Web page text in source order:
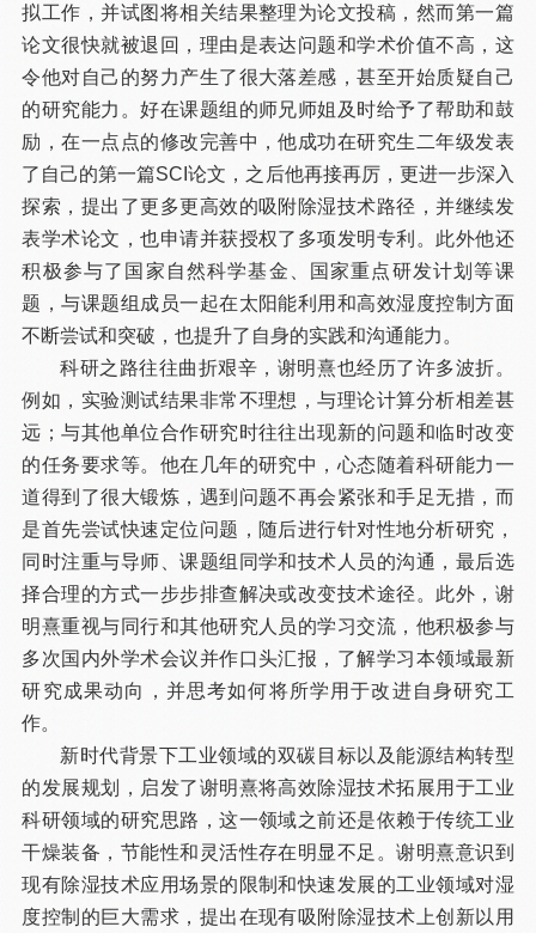
拟工作，并试图将相关结果整理为论文投稿，然而第一篇
论文很快就被退回，理由是表达问题和学术价值不高，这
令他对自己的努力产生了很大落差感，甚至开始质疑自己
的研究能力。好在课题组的师兄师姐及时给予了帮助和鼓
励，在一点点的修改完善中，他成功在研究生二年级发表
了自己的第一篇SCI论文，之后他再接再厉，更进一步深入
探索，提出了更多更高效的吸附除湿技术路径，并继续发
表学术论文，也申请并获授权了多项发明专利。此外他还
积极参与了国家自然科学基金、国家重点研发计划等课
题，与课题组成员一起在太阳能利用和高效湿度控制方面
不断尝试和突破，也提升了自身的实践和沟通能力。
科研之路往往曲折艰辛，谢明熹也经历了许多波折。
例如，实验测试结果非常不理想，与理论计算分析相差甚
远；与其他单位合作研究时往往出现新的问题和临时改变
的任务要求等。他在几年的研究中，心态随着科研能力一
道得到了很大锻炼，遇到问题不再会紧张和手足无措，而
是首先尝试快速定位问题，随后进行针对性地分析研究，
同时注重与导师、课题组同学和技术人员的沟通，最后选
择合理的方式一步步排查解决或改变技术途径。此外，谢
明熹重视与同行和其他研究人员的学习交流，他积极参与
多次国内外学术会议并作口头汇报，了解学习本领域最新
研究成果动向，并思考如何将所学用于改进自身研究工
作。
新时代背景下工业领域的双碳目标以及能源结构转型
的发展规划，启发了谢明熹将高效除湿技术拓展用于工业
科研领域的研究思路，这一领域之前还是依赖于传统工业
干燥装备，节能性和灵活性存在明显不足。谢明熹意识到
现有除湿技术应用场景的限制和快速发展的工业领域对湿
度控制的巨大需求，提出在现有吸附除湿技术上创新以用